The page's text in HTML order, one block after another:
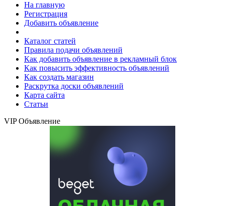
На главную
Регистрация
Добавить объявление
Каталог статей
Правила подачи объявлений
Как добавить объявление в рекламный блок
Как повысить эффективность объявлений
Как создать магазин
Раскрутка доски объявлений
Карта сайта
Статьи
VIP Объявление